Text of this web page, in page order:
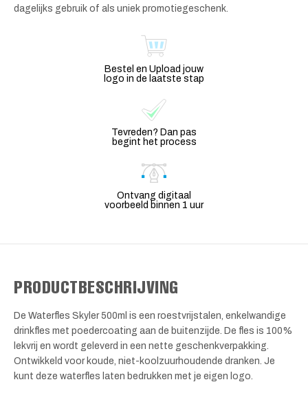
dagelijks gebruik of als uniek promotiegeschenk.
Bestel en Upload jouw
logo in de laatste stap
Tevreden? Dan pas
begint het process
Ontvang digitaal
voorbeeld binnen 1 uur
PRODUCTBESCHRIJVING
De Waterfles Skyler 500ml is een roestvrijstalen, enkelwandige
drinkfles met poedercoating aan de buitenzijde. De fles is 100%
lekvrij en wordt geleverd in een nette geschenkverpakking.
Ontwikkeld voor koude, niet-koolzuurhoudende dranken. Je
kunt deze waterfles laten bedrukken met je eigen logo.